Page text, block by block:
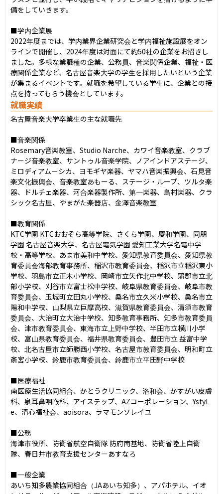
備をしていきます。
■学内企業展
2022年度までは、学内業界企業研究会と学内福祉施設展をオン
ラインで開催し、2024年度は対面にて約50社の企業をお招きし
ました。多様な業職種の企業、公務員、音楽関係企業、福祉・医
療関係企業など、名古屋音楽大学の学生を採用したいという企業
が集まるイベントです。就職を希望している学生に、企業との接
点を持ってもらう機会としています。
就職実績
名古屋音楽大学卒業生の主な就職先
■音楽関係
Rosemary⾳楽教室、Studio Narche、カワイ⾳楽教室、クラブ
ナージ⾳楽教室、サントゥル⾳楽学院、ノアインドアステージ、
ミロディアムーシカ、ヨモギヤ楽器、ヤマハ⾳楽振興会、⽯⾒⾳
楽⽂化振興会、⾳楽教室あもーる、ステージ・ループ、ツルタ楽
器、ドルチェ楽器、河合楽器製作所、第⼀楽器、島村楽器、クラ
シック名古屋、やまがた楽器店、⾦澤⾳楽教室
■教育関係
KTC学園 KTCおおぞら⾼等学院、さくら学園、慶和学園、同朋
学園 名古屋⾳楽⼤学、名古屋電気学園 愛知⼯業⼤学名電中学
校・⾼等学校、あま市美和中学校、愛知県教育委員会、愛知県教
育委員会海部教育事務所、稲沢市教育委員会、稲沢市⽴稲沢東⼩
学校、⽻島市⽴正⽊⼩学校、岡崎市⽴⽮作北中学校、蒲郡市⽴北
部⼩学校、刈⾕市⽴富⼠松中学校、岐⾩県教育委員会、岐⾩市教
育委員会、⽟城町⽴⽥丸⼩学校、桑名市⽴久⽶⼩学校、桑名市⽴
陽和中学校、⼭梨県⽴巨摩高校、滋賀県教育委員会、清須市教育
委員会、⼤治町⽴⼤治中学校、知多教育事務所、知多市教育委員
会、津市教育委員会、東海市⽴上野中学校、半⽥市⽴横川⼩学
校、富⼭県教育委員会、福井県教育委員会、豊⽥市⽴ 益富中学
校、北名古屋市⽴師勝⻄⼩学校、名古屋市教育委員会、明和町⽴
斎宮⼩学校、鈴⿅市教育委員会、鈴⿅市⽴平⽥野中学校
■医療福祉
南医療⽣活協同組合、かとうクリニック、洛和会、かすがい⽪膚
科、泉⽿⿐咽喉科、アイステップ、AZコーポレーション、Ystyl
e、清⼼福祉会、aoisora、ラマモンソレイユ
■公務
海津市役所、防衛省航空⾃衛隊 防府南基地、防衛省陸上⾃衛
隊、春⽇井市教育⽀援センターあすなろ
■一般企業
あいち知多農業協同組合（JAあいち知多）、アパホテル、イオ